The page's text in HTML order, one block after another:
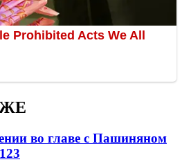
во главе с Пашиняном